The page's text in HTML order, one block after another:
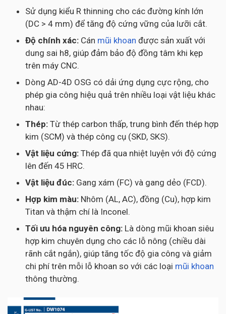
Sử dụng kiểu R thinning cho các đường kính lớn
(DC > 4 mm) để tăng độ cứng vững của lưỡi cắt.
Độ chính xác: Cán mũi khoan được sản xuất với
dung sai h8, giúp đảm bảo độ đồng tâm khi kẹp
trên máy CNC.
Dòng AD-4D OSG có dải ứng dụng cực rộng, cho
phép gia công hiệu quả trên nhiều loại vật liệu khác
nhau:
Thép: Từ thép carbon thấp, trung bình đến thép hợp
kim (SCM) và thép công cụ (SKD, SKS).
Vật liệu cứng: Thép đã qua nhiệt luyện với độ cứng
lên đến 45 HRC.
Vật liệu đúc: Gang xám (FC) và gang dẻo (FCD).
Hợp kim màu: Nhôm (AL, AC), đồng (Cu), hợp kim
Titan và thậm chí là Inconel.
Tối ưu hóa nguyên công: Là dòng mũi khoan siêu
hợp kim chuyên dụng cho các lỗ nông (chiều dài
rãnh cắt ngắn), giúp tăng tốc độ gia công và giảm
chi phí trên mỗi lỗ khoan so với các loại mũi khoan
thông thường.